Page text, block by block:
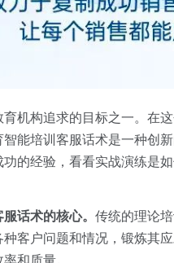
机构追求的目标之一。在
能培训客服话术是一种创
的经验，看看实战演练是如
话术的核心。 传统的理论
客户问题和情况，锻炼其
和质量。